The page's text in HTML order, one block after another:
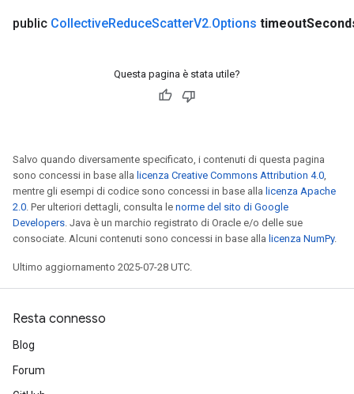
public CollectiveReduceScatterV2.Options timeout
Questa pagina è stata utile?
Salvo quando diversamente specificato, i contenuti di questa pagina
sono concessi in base alla licenza Creative Commons Attribution 4.0,
mentre gli esempi di codice sono concessi in base alla licenza Apache
2.0. Per ulteriori dettagli, consulta le norme del sito di Google
Developers. Java è un marchio registrato di Oracle e/o delle sue
consociate. Alcuni contenuti sono concessi in base alla licenza NumPy.
Ultimo aggiornamento 2025-07-28 UTC.
Resta connesso
Blog
Forum